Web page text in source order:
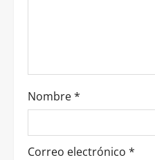
Nombre*
Correo electrónico *